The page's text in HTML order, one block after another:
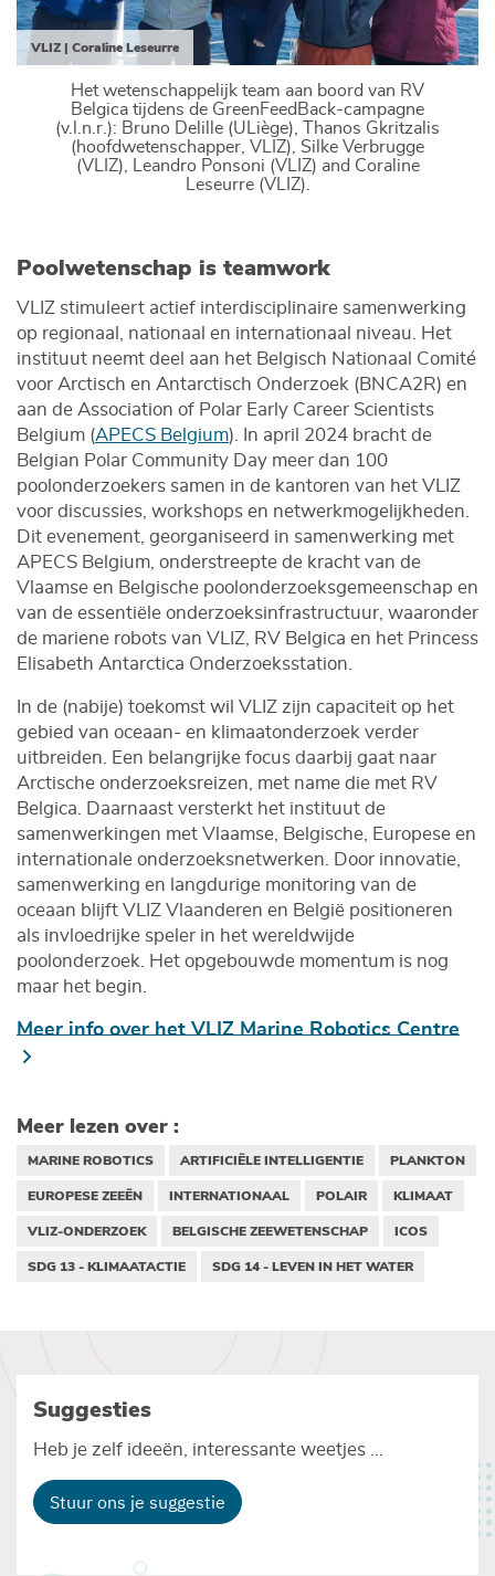
VLIZ | Coraline Leseurre
Het wetenschappelijk team aan boord van RV
Belgica tijdens de GreenFeedBack-campagne
(v.l.n.r.): Bruno Delille (ULiège), Thanos Gkritzalis
(hoofdwetenschapper, VLIZ), Silke Verbrugge
(VLIZ), Leandro Ponsoni (VLIZ) and Coraline
Leseurre (VLIZ).
Poolwetenschap is teamwork
VLIZ stimuleert actief interdisciplinaire samenwerking
op regionaal, nationaal en internationaal niveau. Het
instituut neemt deel aan het Belgisch Nationaal Comité
voor Arctisch en Antarctisch Onderzoek (BNCA2R) en
aan de Association of Polar Early Career Scientists
Belgium (APECS Belgium). In april 2024 bracht de
Belgian Polar Community Day meer dan 100
poolonderzoekers samen in de kantoren van het VLIZ
voor discussies, workshops en netwerkmogelijkheden.
Dit evenement, georganiseerd in samenwerking met
APECS Belgium, onderstreepte de kracht van de
Vlaamse en Belgische poolonderzoeksgemeenschap en
van de essentiële onderzoeksinfrastructuur, waaronder
de mariene robots van VLIZ, RV Belgica en het Princess
Elisabeth Antarctica Onderzoeksstation.
In de (nabije) toekomst wil VLIZ zijn capaciteit op het
gebied van oceaan- en klimaatonderzoek verder
uitbreiden. Een belangrijke focus daarbij gaat naar
Arctische onderzoeksreizen, met name die met RV
Belgica. Daarnaast versterkt het instituut de
samenwerkingen met Vlaamse, Belgische, Europese en
internationale onderzoeksnetwerken. Door innovatie,
samenwerking en langdurige monitoring van de
oceaan blijft VLIZ Vlaanderen en België positioneren
als invloedrijke speler in het wereldwijde
poolonderzoek. Het opgebouwde momentum is nog
maar het begin.
Meer info over het VLIZ Marine Robotics Centre
Meer lezen over :
MARINE ROBOTICS ARTIFICIËLE INTELLIGENTIE
PLANKTON
EUROPESE ZEEËN
INTERNATIONAAL POLAIR
KLIMAAT
VLIZ-ONDERZOEK
BELGISCHE ZEEWETENSCHAP
ICOS
SDG 13 - KLIMAATACTIE
SDG 14 - LEVEN IN HET WATER
Suggesties
Heb je zelf ideeën, interessante weetjes ...
Stuur ons je suggestie